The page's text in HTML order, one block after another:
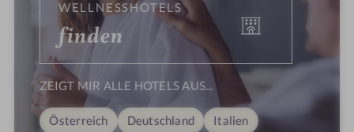
WELLNESSHOTELS
finden
ZEIGT MIR ALLE HOTELS AUS...
Österreich Deutschland Italien